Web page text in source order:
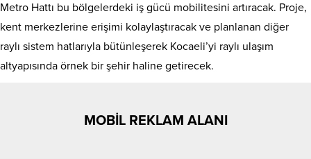
Metro Hattı bu bölgelerdeki iş gücü mobilitesini artıracak. Proje,
kent merkezlerine erişimi kolaylaştıracak ve planlanan diğer
raylı sistem hatlarıyla bütünleşerek Kocaeli’yi raylı ulaşım
altyapısında örnek bir şehir haline getirecek.
MOBİL REKLAM ALANI